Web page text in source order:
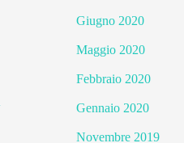
Giugno 2020
Maggio 2020
Febbraio 2020
Gennaio 2020
Novembre 2019